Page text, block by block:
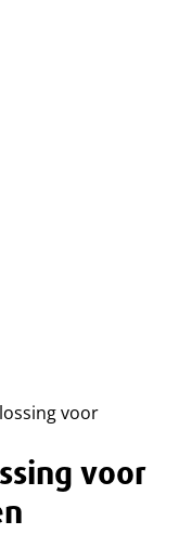
voor
voor